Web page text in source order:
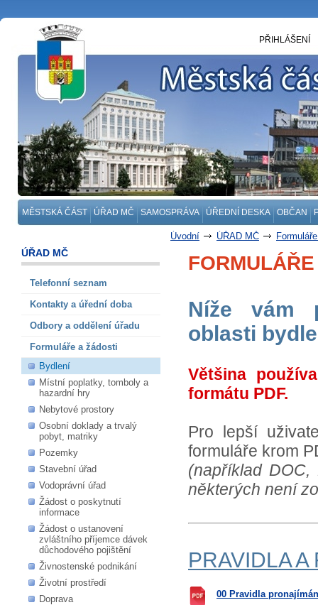
MĚSTSKÁ ČÁST ÚŘAD MČ SAMOSPRÁVA ÚŘEDNÍ DESKA OBČAN
PŘIHLÁŠENÍ
Úvodní ÚŘAD MČ
ÚŘAD MČ
Telefonní seznam
Kontakty a úřední doba
Odbory a oddělení úřadu
Formuláře a žádosti
Bydlení
Místní poplatky, tomboly a
hazardní hry
Nebytové prostory
Osobní doklady a trvalý
pobyt, matriky
Pozemky
Stavební úřad
Vodoprávní úřad
Žádost o poskytnutí
informace
Žádost o ustanovení
zvláštního příjemce dávek
důchodového pojištění
Živnostenské podnikání
Životní prostředí
Doprava
Níže vám
oblasti
Většina
formátu PDF.
Pro lepší
formuláře krom
(například DOC,
některých není
PRAVIDLA
00 Pravidla